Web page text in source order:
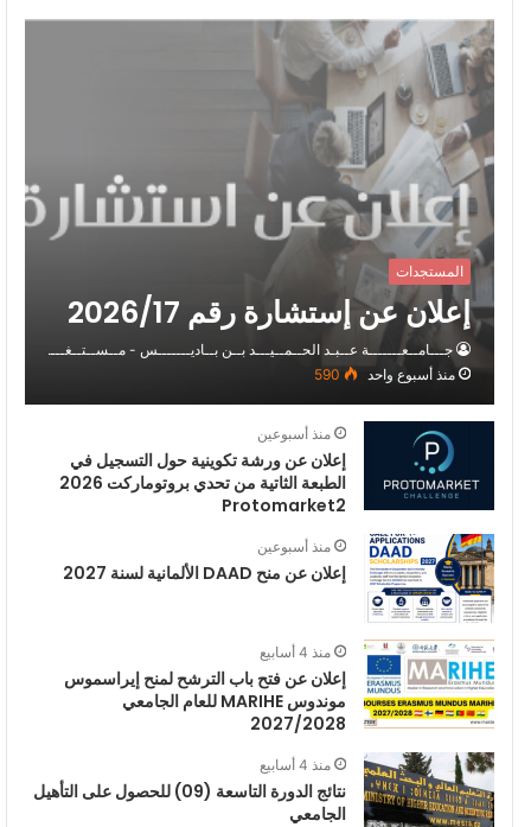
المستجدات
إعلان عن إستشارة رقم 2026/17
جـــامــعـــــــة عــبـد الحــمــيـــد بــن بــاديـــــــس - مــســتــغــــــانــم
منذ أسبوع واحد
590
منذ أسبوعين
إعلان عن ورشة تكوينية حول التسجيل في
الطبعة الثاتية من تحدي بروتوماركت 2026
Protomarket2
منذ أسبوعين
إعلان عن منح DAAD الألمانية لسنة 2027
منذ 4 أسابيع
إعلان عن فتح باب الترشح لمنح إيراسموس
موندوس MARIHE للعام الجامعي
2027/2028
منذ 4 أسابيع
نتائج الدورة التاسعة (09) للحصول على التأهيل
الجامعي